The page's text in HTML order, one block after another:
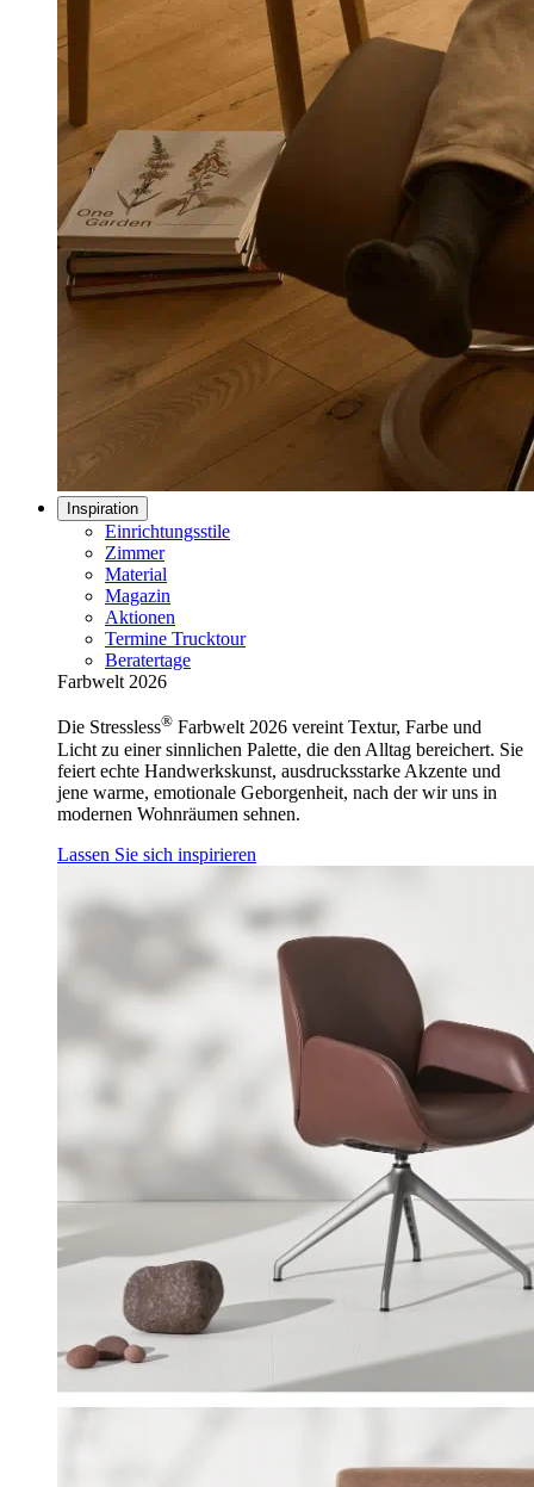
Inspiration
Einrichtungsstile
Zimmer
Material
Magazin
Aktionen
Termine Trucktour
Beratertage
Farbwelt 2026
Die Stressless® Farbwelt 2026 vereint Textur, Farbe und
Licht zu einer sinnlichen Palette, die den Alltag bereichert. Sie
feiert echte Handwerkskunst, ausdrucksstarke Akzente und
jene warme, emotionale Geborgenheit, nach der wir uns in
modernen Wohnräumen sehnen.
Lassen Sie sich inspirieren